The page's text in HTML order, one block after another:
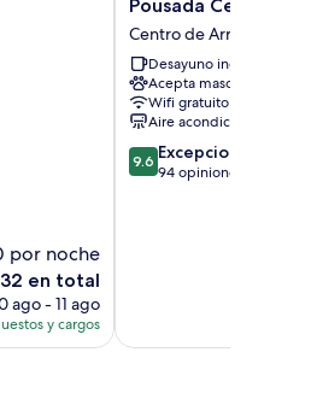
por noche
en total
ago - 11 ago
y cargos
Central
de
Arraial
Centro
de
Arraial
do
Cabo
Pousada Central de
Centro de Arraial do
Desayuno incluido
Acepta mascotas
Wifi gratuito
Aire acondicionado
9.6
de
9.6 Excepcional
94 opiniones